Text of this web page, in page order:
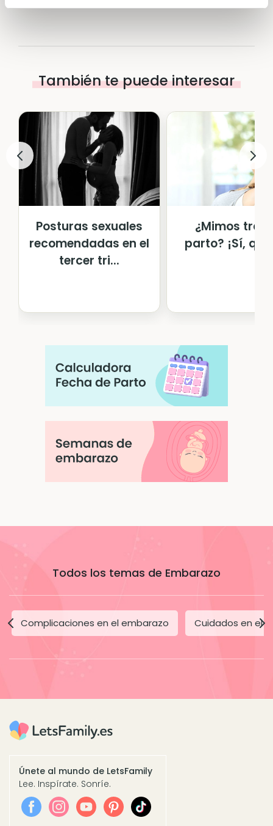
También te puede interesar
Posturas sexuales
recomendadas en el
tercer tri...
¿Mimos tras
parto? ¡Sí,
Todos los temas de Embarazo
Complicaciones en el embarazo Cuidados en el
Únete al mundo de LetsFamily
Lee. Inspírate. Sonríe.